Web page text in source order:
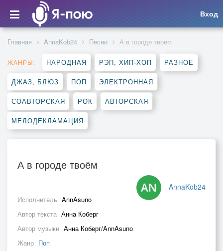
Вход
Главная AnnaKob24 Песни А в городе твоём
ЖАНРЫ: НАРОДНАЯ РЭП, ХИП-ХОП РАЗНОЕ
ДЖАЗ, БЛЮЗ ПОП ЭЛЕКТРОННАЯ
СОАВТОРСКАЯ РОК АВТОРСКАЯ
МЕЛОДЕКЛАМАЦИЯ
А в городе твоём
AnnaKob24
Исполнитель AnnAsuno
Автор текста Анна Коберг
Автор музыки Анна Коберг/AnnAsuno
Жанр Поп